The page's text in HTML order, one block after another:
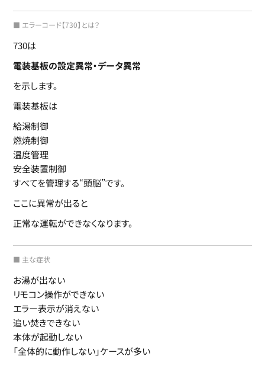
■ エラーコード【730】とは？
730は
電装基板の設定異常・データ異常
を示します。
電装基板は
給湯制御
燃焼制御
温度管理
安全装置制御
すべてを管理する“頭脳”です。
ここに異常が出ると
正常な運転ができなくなります。
■ 主な症状
お湯が出ない
リモコン操作ができない
エラー表示が消えない
追い焚きできない
本体が起動しない
「全体的に動作しない」ケースが多い